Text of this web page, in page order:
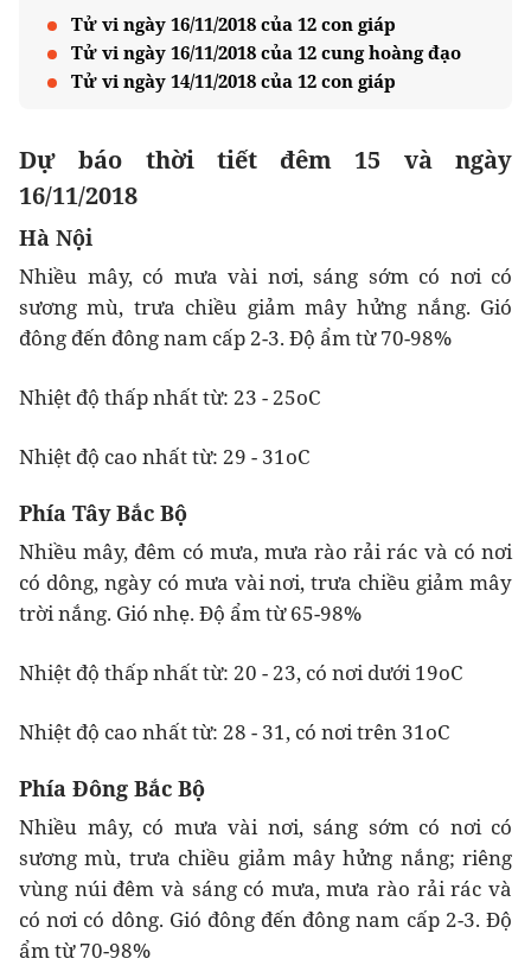
Tử vi ngày 16/11/2018 của 12 con giáp
Tử vi ngày 16/11/2018 của 12 cung hoàng đạo
Tử vi ngày 14/11/2018 của 12 con giáp
Dự báo thời tiết đêm 15 và ngày
16/11/2018
Hà Nội
Nhiều mây, có mưa vài nơi, sáng sớm có nơi có
sương mù, trưa chiều giảm mây hửng nắng. Gió
đông đến đông nam cấp 2-3. Độ ẩm từ 70-98%
Nhiệt độ thấp nhất từ: 23 - 25oC
Nhiệt độ cao nhất từ: 29 - 31oC
Phía Tây Bắc Bộ
Nhiều mây, đêm có mưa, mưa rào rải rác và có nơi
có dông, ngày có mưa vài nơi, trưa chiều giảm mây
trời nắng. Gió nhẹ. Độ ẩm từ 65-98%
Nhiệt độ thấp nhất từ: 20 - 23, có nơi dưới 19oC
Nhiệt độ cao nhất từ: 28 - 31, có nơi trên 31oC
Phía Đông Bắc Bộ
Nhiều mây, có mưa vài nơi, sáng sớm có nơi có
sương mù, trưa chiều giảm mây hửng nắng; riêng
vùng núi đêm và sáng có mưa, mưa rào rải rác và
có nơi có dông. Gió đông đến đông nam cấp 2-3. Độ
ẩm từ 70-98%